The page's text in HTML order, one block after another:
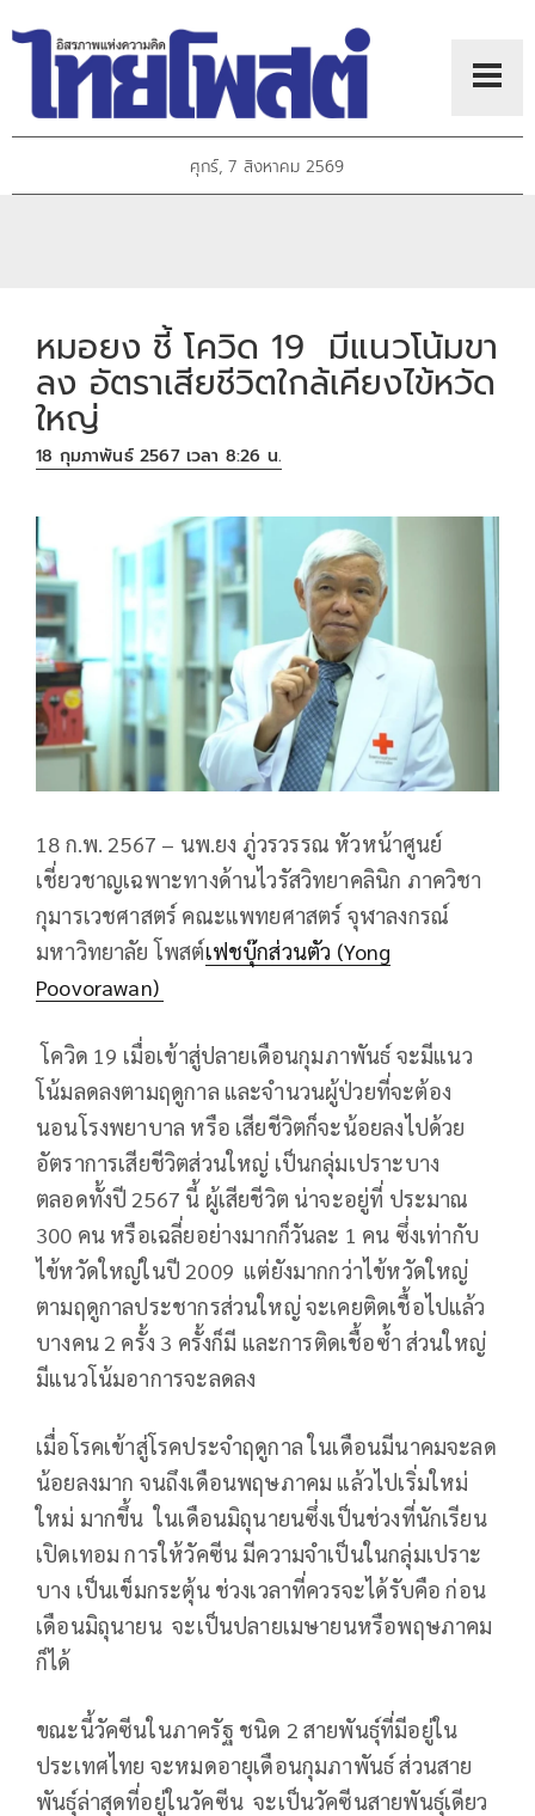
ศุกร์, 7 สิงหาคม 2569
หมอยง ชี้ โควิด 19 มีแนวโน้มขา
ลง อัตราเสียชีวิตใกล้เคียงไข้หวัด
ใหญ่
18 กุมภาพันธ์ 2567 เวลา 8:26 น.
18 ก.พ. 2567 – นพ.ยง ภู่วรวรรณ หัวหน้าศูนย์
เชี่ยวชาญเฉพาะทางด้านไวรัสวิทยาคลินิก ภาควิชา
กุมารเวชศาสตร์ คณะแพทยศาสตร์ จุฬาลงกรณ์
มหาวิทยาลัย โพสต์เฟชบุ๊กส่วนตัว (Yong
Poovorawan)
โควิด 19 เมื่อเข้าสู่ปลายเดือนกุมภาพันธ์ จะมีแนว
โน้มลดลงตามฤดูกาล และจำนวนผู้ป่วยที่จะต้อง
นอนโรงพยาบาล หรือ เสียชีวิตก็จะน้อยลงไปด้วย
อัตราการเสียชีวิตส่วนใหญ่ เป็นกลุ่มเปราะบาง
ตลอดทั้งปี 2567 นี้ ผู้เสียชีวิต น่าจะอยู่ที่ ประมาณ
300 คน หรือเฉลี่ยอย่างมากก็วันละ 1 คน ซึ่งเท่ากับ
ไข้หวัดใหญ่ในปี 2009 แต่ยังมากกว่าไข้หวัดใหญ่
ตามฤดูกาลประชากรส่วนใหญ่ จะเคยติดเชื้อไปแล้ว
บางคน 2 ครั้ง 3 ครั้งก็มี และการติดเชื้อซ้ำ ส่วนใหญ่
มีแนวโน้มอาการจะลดลง
เมื่อโรคเข้าสู่โรคประจำฤดูกาล ในเดือนมีนาคมจะลด
น้อยลงมาก จนถึงเดือนพฤษภาคม แล้วไปเริ่มใหม่
ใหม่ มากขึ้น ในเดือนมิถุนายนซึ่งเป็นช่วงที่นักเรียน
เปิดเทอม การให้วัคซีน มีความจำเป็นในกลุ่มเปราะ
บาง เป็นเข็มกระตุ้น ช่วงเวลาที่ควรจะได้รับคือ ก่อน
เดือนมิถุนายน จะเป็นปลายเมษายนหรือพฤษภาคม
ก็ได้
ขณะนี้วัคซีนในภาครัฐ ชนิด 2 สายพันธุ์ที่มีอยู่ใน
ประเทศไทย จะหมดอายุเดือนกุมภาพันธ์ ส่วนสาย
พันธุ์ล่าสุดที่อยู่ในวัคซีน จะเป็นวัคซีนสายพันธุ์เดียว